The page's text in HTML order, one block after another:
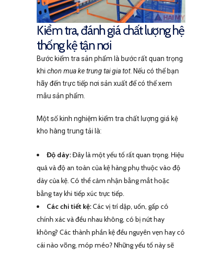
Kiểm tra, đánh giá chất lượng hệ
thống kệ tận nơi
Bước kiểm tra sản phẩm là bước rất quan trọng
khi chon mua ke trung tai gia tot. Nếu có thể bạn
hãy đến trực tiếp nơi sản xuất để có thể xem
mẫu sản phẩm.
Một số kinh nghiệm kiểm tra chất lượng giá kệ
kho hàng trung tải là:
Độ dày:Đây là một yếu tố rất quan trọng. Hiệu
quả và độ an toàn của kệ hàng phụ thuộc vào độ
dày của kệ. Có thể cảm nhận bằng mắt hoặc
bằng tay khi tiếp xúc trực tiếp.
Các chi tiết kệ:Các vị trí dập, uốn, gấp có
chính xác và đều nhau không, có bị nứt hay
không? Các thành phần kệ đều nguyên vẹn hay có
cái nào võng, móp méo? Những yếu tố này sẽ